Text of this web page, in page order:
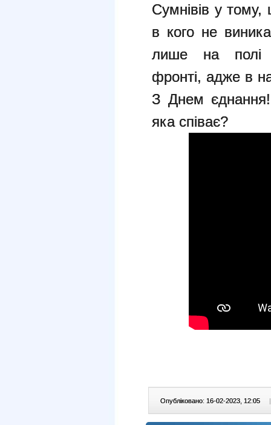
Сумнівів у тому,
в кого не
лише на
фронті, адже в
З Днем
яка співає?
Опубліковано: 16-02-2023, 12:05 |